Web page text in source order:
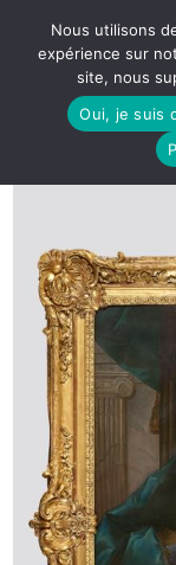
Nous utilisons
expérience sur
site, nous
Oui, je suis